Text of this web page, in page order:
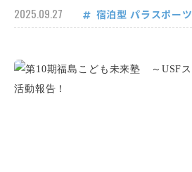
2025.09.27 宿泊型 パラスポーツ